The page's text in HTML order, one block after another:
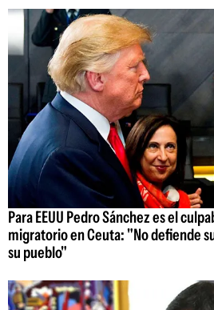
Para EEUU Pedro Sánchez es el
migratorio en Ceuta: "No defiende
su pueblo"